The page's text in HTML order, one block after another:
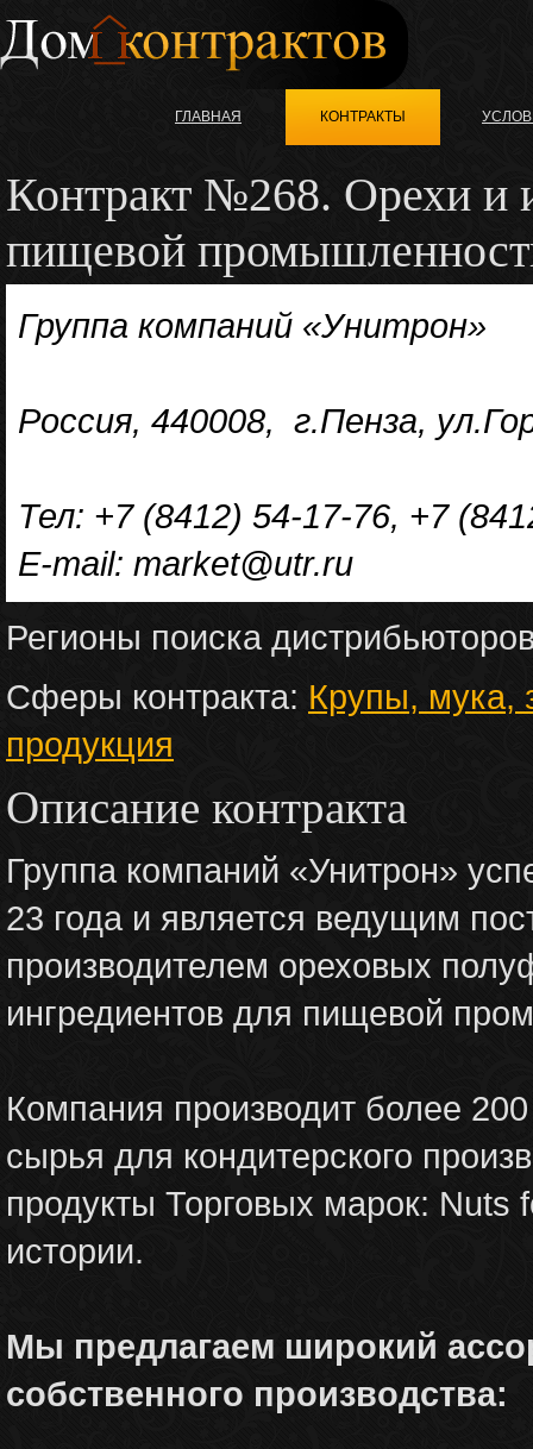
ГЛАВНАЯ КОНТРАКТЫ
Контракт №268. Орехи и
пищевой
Группа компаний «Унитрон»
Россия, 440008, г.Пенза,
Тел: +7 (8412) 54-17-76, +7
E-mail: market@utr.ru
Регионы поиска
Сферы контракта: Крупы, мука,
продукция
Описание контракта
Группа компаний «Унитрон»
23 года и является ведущим
производителем ореховых
ингредиентов для пищевой
Компания производит более
сырья для кондитерского
продукты Торговых марок:
истории.
Мы предлагаем широкий
собственного производства: